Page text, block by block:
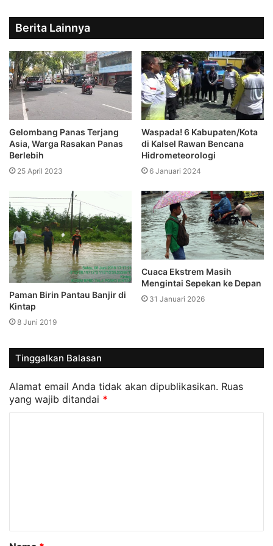
Berita Lainnya
Gelombang Panas Terjang
Asia, Warga Rasakan Panas
Berlebih
25 April 2023
Waspada! 6 Kabupaten/Kota
di Kalsel Rawan Bencana
Hidrometeorologi
6 Januari 2024
Paman Birin Pantau Banjir di
Kintap
8 Juni 2019
Cuaca Ekstrem Masih
Mengintai Sepekan ke Depan
31 Januari 2026
Tinggalkan Balasan
Alamat email Anda tidak akan dipublikasikan. Ruas
yang wajib ditandai *
a